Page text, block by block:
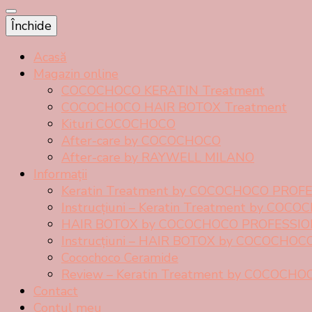
Tratament cu keratină braziliană COCOCHOCO
Prețuri începând de la 21 lei!
Închide
Acasă
Magazin online
COCOCHOCO KERATIN Treatment
COCOCHOCO HAIR BOTOX Treatment
Kituri COCOCHOCO
After-care by COCOCHOCO
After-care by RAYWELL MILANO
Informații
Keratin Treatment by COCOCHOCO
Instrucțiuni – Keratin Treatment by
HAIR BOTOX by COCOCHOCO
Instrucțiuni – HAIR BOTOX by
Cocochoco Ceramide
Review – Keratin Treatment by
Contact
Contul meu